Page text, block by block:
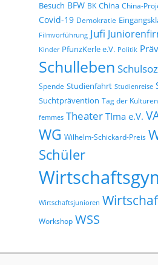
Besuch BFW BK China China-
Covid-19 Demokratie
Filmvorführung Jufi
Kinder PfunzKerle e.V. Politik
Schulleben
Spende Studienfahrt Studienreise
Suchtprävention Tag der Kulturen
femmes Theater TIma e.V.
WG Wilhelm-Schickard-Preis
Schüler
Wirtschaftsjunioren
Workshop WSS